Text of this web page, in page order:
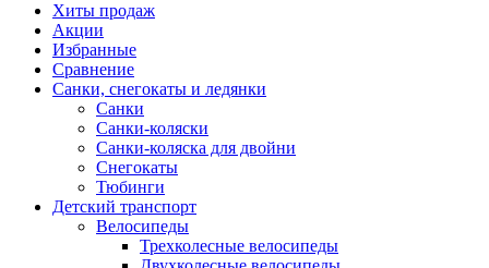
Хиты продаж
Акции
Избранные
Сравнение
Санки, снегокаты и ледянки
Санки
Санки-коляски
Санки-коляска для двойни
Снегокаты
Тюбинги
Детский транспорт
Велосипеды
Трехколесные велосипеды